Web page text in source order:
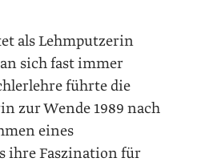
als Lehmputzerin
sich fast immer
führte die
zur Wende 1989 nach
­eines
ihre Faszination für